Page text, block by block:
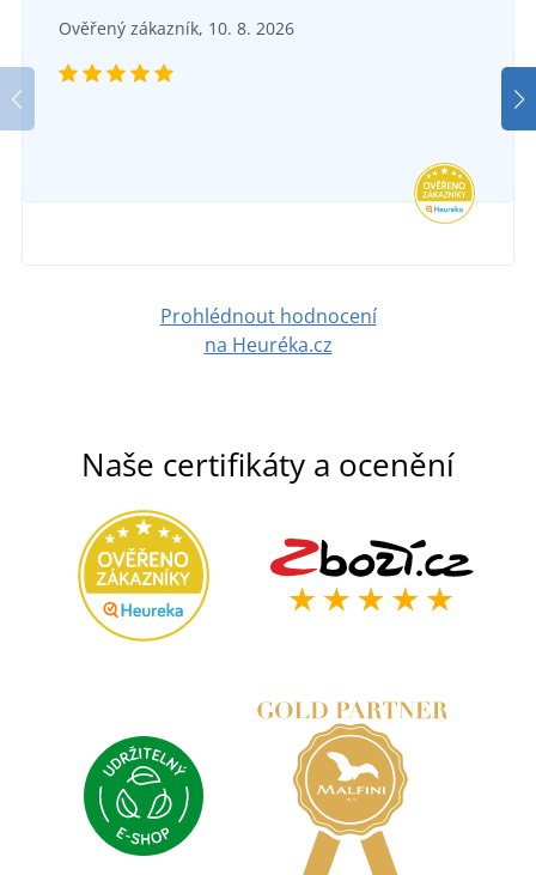
Ověřený zákazník, 10. 8. 2026
Prohlédnout hodnocení
na Heuréka.cz
Naše certifikáty a ocenění